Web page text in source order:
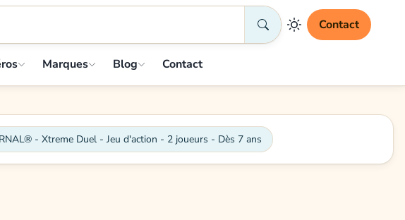
Contact
Marques Blog Contact
- Xtreme Duel - Jeu d'action - 2 joueurs - Dès 7 ans